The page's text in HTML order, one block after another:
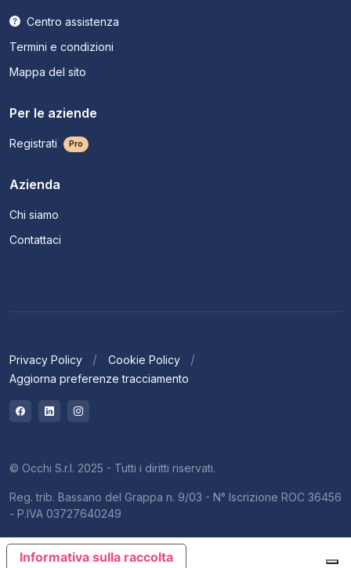
Centro assistenza
Termini e condizioni
Mappa del sito
Per le aziende
Registrati Pro
Azienda
Chi siamo
Contattaci
Privacy Policy
Cookie Policy
Aggiorna preferenze tracciamento
© Occhi S.r.l. 2025 - Tutti i diritti riservati.
Reg. trib. Bassano del Grappa n. 9/03 - N° Iscrizione ROC 36456
- P.IVA 03727640249
Informativa sulla raccolta